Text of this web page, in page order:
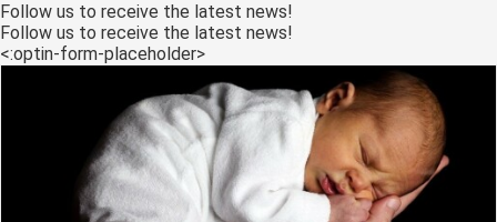
Follow us to receive the latest news!
Follow us to receive the latest news!
<:optin-form-placeholder>